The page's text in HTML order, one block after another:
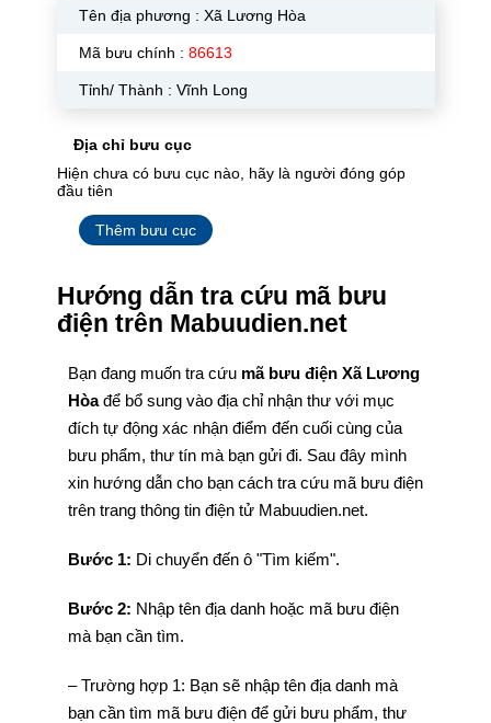
Tên địa phương : Xã Lương Hòa
Mã bưu chính : 86613
Tỉnh/ Thành : Vĩnh Long
Địa chỉ bưu cục
Hiện chưa có bưu cục nào, hãy là người đóng góp
đầu tiên
Thêm bưu cục
Hướng dẫn tra cứu mã bưu
điện trên Mabuudien.net
Bạn đang muốn tra cứu mã bưu điện Xã Lương
Hòađể bổ sung vào địa chỉ nhận thư với mục
đích tự động xác nhận điểm đến cuối cùng của
bưu phẩm, thư tín mà bạn gửi đi. Sau đây mình
xin hướng dẫn cho bạn cách tra cứu mã bưu điện
trên trang thông tin điện tử Mabuudien.net.
Bước 1: Di chuyển đến ô "Tìm kiếm".
Bước 2: Nhập tên địa danh hoặc mã bưu điện
mà bạn cần tìm.
– Trường hợp 1: Bạn sẽ nhập tên địa danh mà
bạn cần tìm mã bưu điện để gửi bưu phẩm, thư